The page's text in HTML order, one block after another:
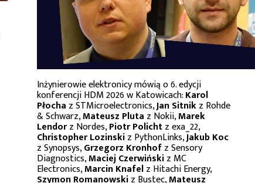
Inżynierowie elektronicy mówią o 6. edycji
konferencji HDM 2026 w Katowicach:Karol
Płocha z STMicroelectronics,Jan Sitnikz Rohde
& Schwarz,Mateusz Pluta z Nokii,Marek
Lendorz Nordes,Piotr Polichtz exa_22,
Christopher Lozinskiz PythonLinks,Jakub Koc
z Synopsys,Grzegorz Kronhofz Sensory
Diagnostics,Maciej Czerwińskiz MC
Electronics,Marcin Knafelz Hitachi Energy,
Szymon Romanowskiz Bustec,Mateusz